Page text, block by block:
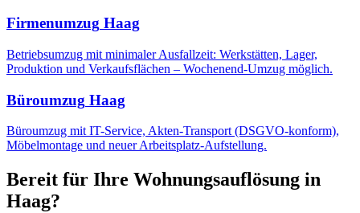
Firmenumzug Haag
Betriebsumzug mit minimaler Ausfallzeit: Werkstätten, Lager,
Produktion und Verkaufsflächen – Wochenend-Umzug möglich.
Büroumzug Haag
Büroumzug mit IT-Service, Akten-Transport (DSGVO-konform),
Möbelmontage und neuer Arbeitsplatz-Aufstellung.
Bereit für Ihre Wohnungsauflösung in
Haag?